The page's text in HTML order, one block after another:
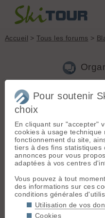
Accueil >Tous les forums >
Nouveau sujet Voir tous les
manonleroy12
Bonjour à tous,
Je suis curieuse d’avoir vos
sac de sport pour les sorties
C'est quoi les essentiels que
accessible rapidement ? J'ai
apprendre plus. Si vous
surtout pas.
Pour soutenir
choix
En cliquant sur "accepter"
cookies à usage technique
fonctionnement du site,
tiers à des fins statistiques
annonces pour vous
adaptées à vos centres
Vous pouvez à tout
des informations sur ces
conditions générales
Utilisation de vos
Cookies